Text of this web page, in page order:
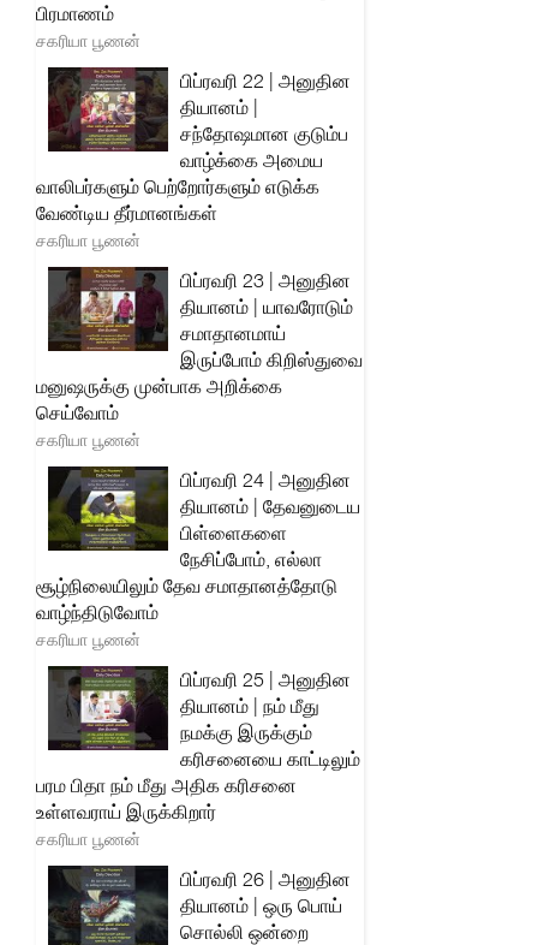
பிரமாணம்
சகரியா பூணன்
பிப்ரவரி 22 | அனுதின
தியானம் |
சந்தோஷமான குடும்ப
வாழ்க்கை அமைய
வாலிபர்களும் பெற்றோர்களும் எடுக்க
வேண்டிய தீர்மானங்கள்
சகரியா பூணன்
பிப்ரவரி 23 | அனுதின
தியானம் | யாவரோடும்
சமாதானமாய்
இருப்போம் கிறிஸ்துவை
மனுஷருக்கு முன்பாக அறிக்கை
செய்வோம்
சகரியா பூணன்
பிப்ரவரி 24 | அனுதின
தியானம் | தேவனுடைய
பிள்ளைகளை
நேசிப்போம், எல்லா
சூழ்நிலையிலும் தேவ சமாதானத்தோடு
வாழ்ந்திடுவோம்
சகரியா பூணன்
பிப்ரவரி 25 | அனுதின
தியானம் | நம் மீது
நமக்கு இருக்கும்
கரிசனையை காட்டிலும்
பரம பிதா நம் மீது அதிக கரிசனை
உள்ளவராய் இருக்கிறார்
சகரியா பூணன்
பிப்ரவரி 26 | அனுதின
தியானம் | ஒரு பொய்
சொல்லி ஒன்றை